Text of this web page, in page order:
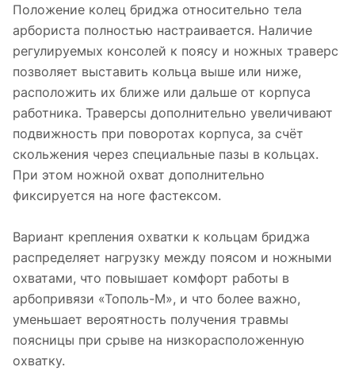
Положение колец бриджа относительно тела
арбориста полностью настраивается. Наличие
регулируемых консолей к поясу и ножных траверс
позволяет выставить кольца выше или ниже,
расположить их ближе или дальше от корпуса
работника. Траверсы дополнительно увеличивают
подвижность при поворотах корпуса, за счёт
скольжения через специальные пазы в кольцах.
При этом ножной охват дополнительно
фиксируется на ноге фастексом.
Вариант крепления охватки к кольцам бриджа
распределяет нагрузку между поясом и ножными
охватами, что повышает комфорт работы в
арбопривязи «Тополь-М», и что более важно,
уменьшает вероятность получения травмы
поясницы при срыве на низкорасположенную
охватку.